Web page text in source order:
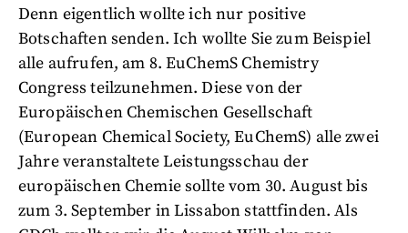
Denn eigentlich wollte ich nur positive
Botschaften senden. Ich wollte Sie zum Beispiel
alle aufrufen, am 8. EuChemS Chemistry
Congress teilzunehmen. Diese von der
Europäischen Chemischen Gesellschaft
(European Chemical Society, EuChemS) alle zwei
Jahre veranstaltete Leistungsschau der
europäischen Chemie sollte vom 30. August bis
zum 3. September in Lissabon stattfinden. Als